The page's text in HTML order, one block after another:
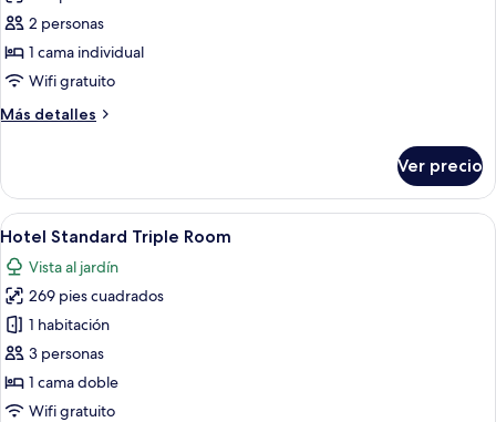
Room
de
Hotel
Standard
Single
2 personas
1 cama individual
Wifi gratuito
Más detalles
Más
Standard
Room,
Single
Ver precio
Abrir
todas
las
fotos
de
Hotel
Standard
Triple
Habitación de hotel con una cama
6
Hotel Standard Triple Room
Vista al jardín
269 pies cuadrados
1 habitación
3 personas
1 cama doble
Wifi gratuito